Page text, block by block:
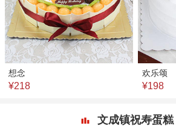
想念
¥218
欢乐颂
¥198
文成镇祝寿蛋糕